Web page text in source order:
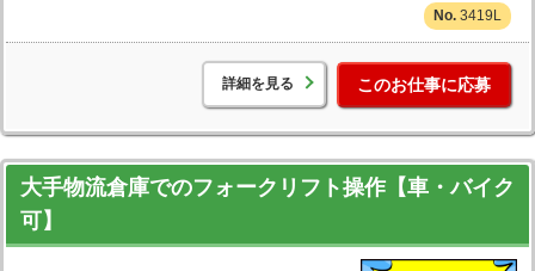
3419L
詳細を見る このお仕事に応募
大手物流倉庫でのフォークリフト操作【車・バイク
可】